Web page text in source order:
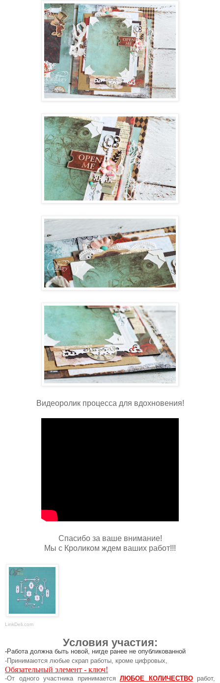
Видеоролик процесса для вдохновения!
Спасибо за ваше внимание!
Мы с Кроликом ждем ваших работ!!!
LinkDeli.com
Условия участия:
-Работа должна быть новой, нигде ранее не опубликованной
-Принимаются любые скрап работы, кроме цифровых,
Обязательный элемент - ключ!
-От одного участника принимается ЛЮБОЕ КОЛИЧЕСТВОработ,